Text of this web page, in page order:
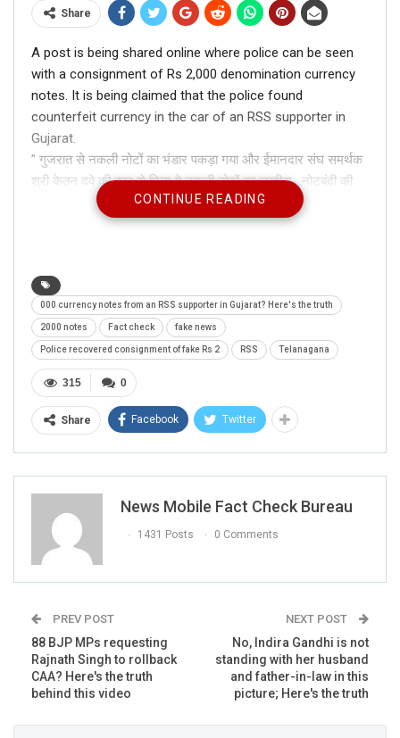
Share
A post is being shared online where police can be seen
with a consignment of Rs 2,000 denomination currency
notes. It is being claimed that the police found
counterfeit currency in the car of an RSS supporter in
Gujarat.
” गुजरात से नकली नोटों का भंडार पकड़ा गया और ईमानदार संघ समर्थक
श्री केतन दवे की कार से मिला ये नकली नोटों का जखीरा…,नोटबंदी की
असली वजह यही तो थी, ” the text read.
CONTINUE READING
000 currency notes from an RSS supporter in Gujarat? Here's the truth
2000 notes Fact check fake news
Police recovered consignment of fake Rs 2 RSS Telanagana
0
315
Share Facebook Twitter
News Mobile Fact Check Bureau
1431 Posts 0 Comments
PREV POST
88 BJP MPs requesting
Rajnath Singh to rollback
CAA? Here's the truth
behind this video
NEXT POST
No, Indira Gandhi is not
standing with her husband
and father-in-law in this
picture; Here's the truth